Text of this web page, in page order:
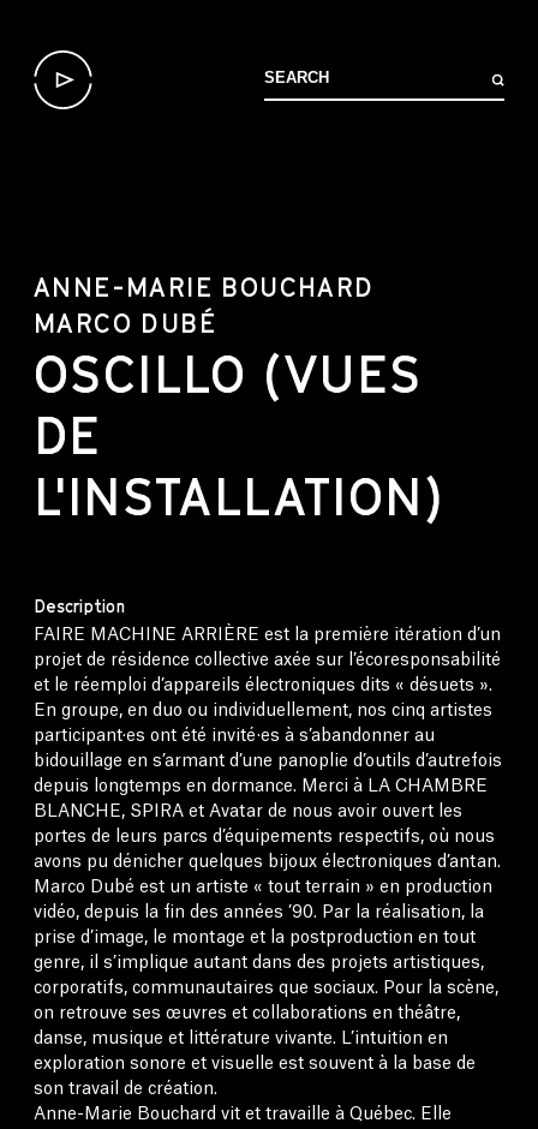
ANNE-MARIE BOUCHARD
MARCO DUBÉ
OSCILLO (VUES
DE
L'INSTALLATION)
Description
FAIRE MACHINE ARRIÈRE est la première itération d’un
projet de résidence collective axée sur l’écoresponsabilité
et le réemploi d’appareils électroniques dits « désuets ».
En groupe, en duo ou individuellement, nos cinq artistes
participant·es ont été invité·es à s’abandonner au
bidouillage en s’armant d’une panoplie d’outils d’autrefois
depuis longtemps en dormance. Merci à LA CHAMBRE
BLANCHE, SPIRA et Avatar de nous avoir ouvert les
portes de leurs parcs d’équipements respectifs, où nous
avons pu dénicher quelques bijoux électroniques d’antan.
Marco Dubé est un artiste « tout terrain » en production
vidéo, depuis la fin des années ’90. Par la réalisation, la
prise d’image, le montage et la postproduction en tout
genre, il s’implique autant dans des projets artistiques,
corporatifs, communautaires que sociaux. Pour la scène,
on retrouve ses œuvres et collaborations en théâtre,
danse, musique et littérature vivante. L’intuition en
exploration sonore et visuelle est souvent à la base de
son travail de création.
Anne-Marie Bouchard vit et travaille à Québec. Elle